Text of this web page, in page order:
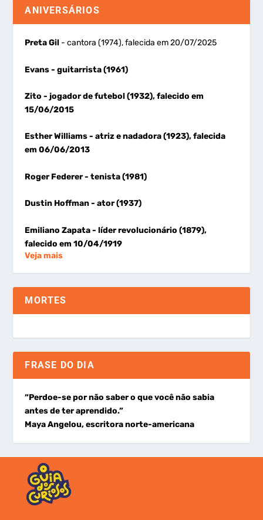
ANIVERSÁRIOS
Preta Gil - cantora (1974), falecida em 20/07/2025
Evans- guitarrista (1961)
Zito- jogador de futebol (1932), falecido em
15/06/2015
Esther Williams- atriz e nadadora (1923), falecida
em 06/06/2013
Roger Federer- tenista (1981)
Dustin Hoffman- ator (1937)
Emiliano Zapata- líder revolucionário (1879),
falecido em 10/04/1919
Veja mais
MORTES
FRASE DO DIA
“Perdoe-se por não saber o que você não sabia
antes de ter aprendido.”
Maya Angelou, escritora norte-americana